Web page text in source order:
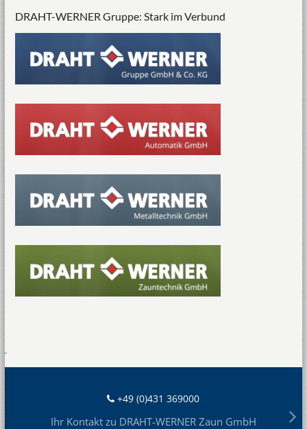
DRAHT-WERNER Gruppe: Stark im Verbund
+49 (0)431 369000
Ihr Kontakt zu DRAHT-WERNER Zaun GmbH